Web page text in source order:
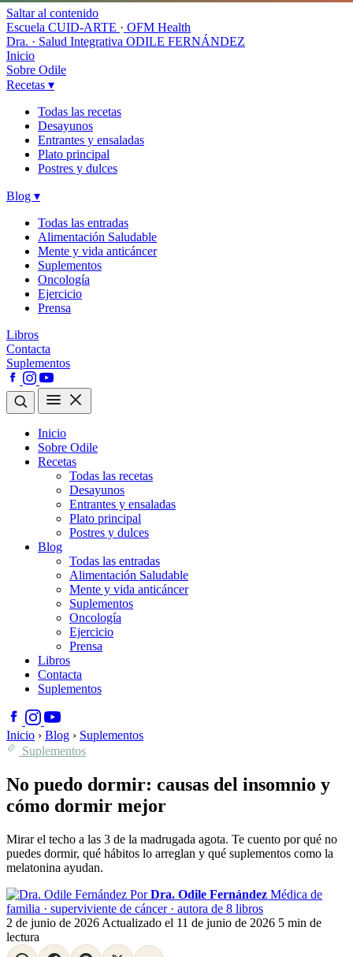
Saltar al contenido
Escuela CUID-ARTE · OFM Health
Dra. · Salud Integrativa ODILE FERNÁNDEZ
Inicio
Sobre Odile
Recetas ▾
Todas las recetas
Desayunos
Entrantes y ensaladas
Plato principal
Postres y dulces
Blog ▾
Todas las entradas
Alimentación Saludable
Mente y vida anticáncer
Suplementos
Oncología
Ejercicio
Prensa
Libros
Contacta
Suplementos
Inicio
Sobre Odile
Recetas
Todas las recetas
Desayunos
Entrantes y ensaladas
Plato principal
Postres y dulces
Blog
Todas las entradas
Alimentación Saludable
Mente y vida anticáncer
Suplementos
Oncología
Ejercicio
Prensa
Libros
Contacta
Suplementos
Inicio › Blog › Suplementos
Suplementos
No puedo dormir: causas del insomnio y
cómo dormir mejor
Mirar el techo a las 3 de la madrugada agota. Te cuento por qué no
puedes dormir, qué hábitos lo arreglan y qué suplementos como la
melatonina ayudan.
Por Dra. Odile Fernández Médica de
familia · superviviente de cáncer · autora de 8 libros
2 de junio de 2026 Actualizado el 11 de junio de 2026 5 min de
lectura